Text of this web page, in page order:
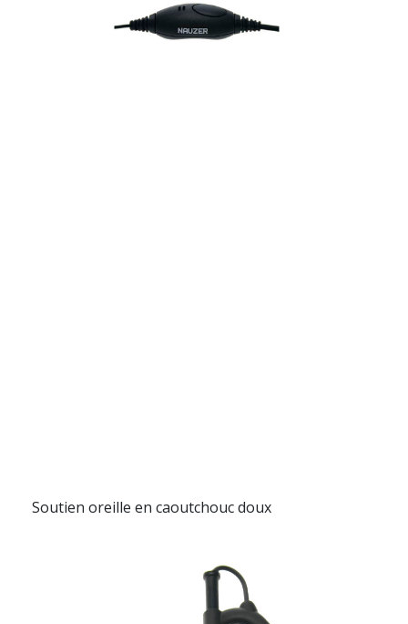
Soutien oreille en caoutchouc doux